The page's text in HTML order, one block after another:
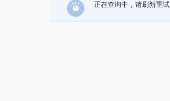
正在查询中，请刷新重试